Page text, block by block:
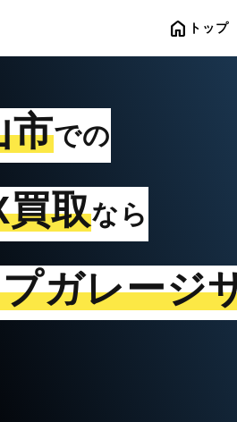
home トップ
市での
取なら
ガレージ